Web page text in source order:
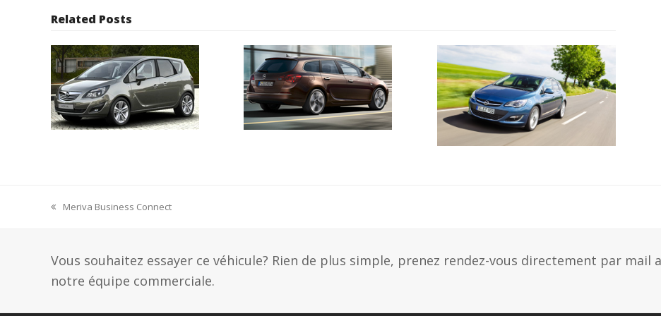
Related Posts
previous
Meriva Business Connect
Vous souhaitez essayer ce véhicule? Rien de plus simple, prenez rendez-vous directement par mail
notre équipe commerciale.